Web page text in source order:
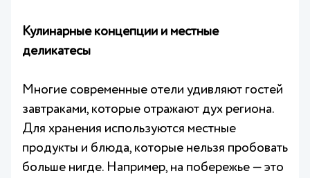
Кулинарные концепции и местные
деликатесы
Многие современные отели удивляют гостей
завтраками, которые отражают дух региона.
Для хранения используются местные
продукты и блюда, которые нельзя пробовать
больше нигде. Например, на побережье — это